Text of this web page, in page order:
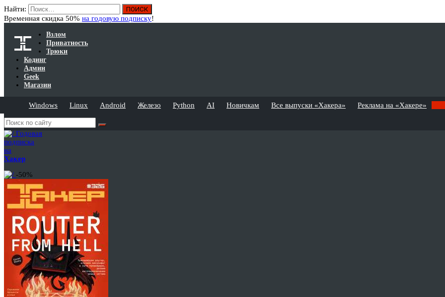
Найти:
Временная скидка 50% на годовую подписку!
Взлом
Приватность
Трюки
Кодинг
Админ
Geek
Магазин
Windows Linux Android Железо Python AI Новичкам Все выпуски «Хакера» Реклама на «Хакере»
Годовая
подписка
на
Хакер
-50%